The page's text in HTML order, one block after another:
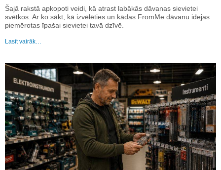
Šajā rakstā apkopoti veidi, kā atrast labākās dāvanas sievietei
svētkos. Ar ko sākt, kā izvēlēties un kādas FromMe dāvanu idejas
piemērotas īpašai sievietei tavā dzīvē.
Lasīt vairāk…